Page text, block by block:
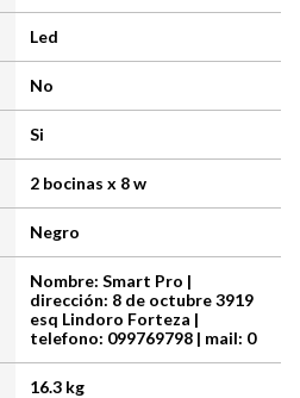
Led
No
Si
2 bocinas x 8 w
Negro
Nombre: Smart Pro |
dirección: 8 de octubre 3919
esq Lindoro Forteza |
telefono: 099769798 | mail: 0
16.3 kg